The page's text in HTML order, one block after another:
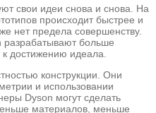
свои идеи снова и снова. На
происходит быстрее и
нет предела совершенству.
разрабатывают больше
к достижению идеала.
конструкции. Они
и использовании
Dyson могут сделать
материалов, меньше